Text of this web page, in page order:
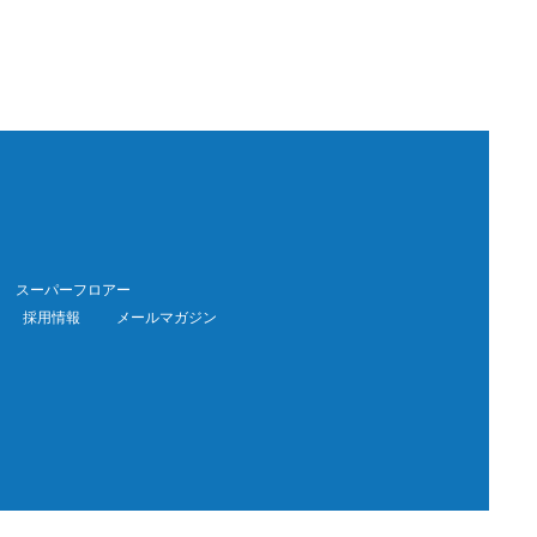
スーパーフロアー
採用情報 メールマガジン